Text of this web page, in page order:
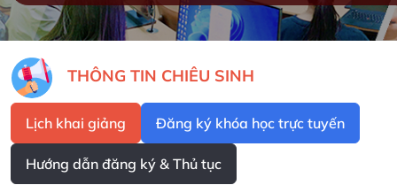
THÔNG TIN CHIÊU SINH
Lịch khai giảng Đăng ký khóa học trực tuyến
Hướng dẫn đăng ký & Thủ tục